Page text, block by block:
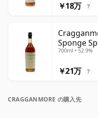
￥18万 ?
Sponge
700ml • 52.9%
￥21万 ?
CRAGGANMORE の購入先